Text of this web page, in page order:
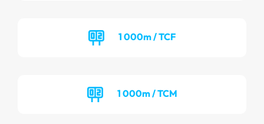
1 000m / TCF
1 000m / TCM